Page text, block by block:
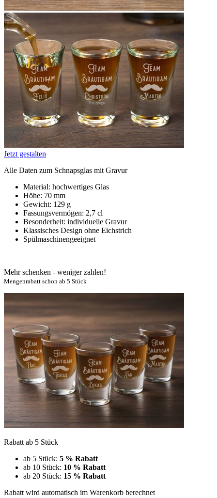
Jetzt gestalten
Alle Daten zum Schnapsglas mit Gravur
Material: hochwertiges Glas
Höhe: 70 mm
Gewicht: 129 g
Fassungsvermögen: 2,7 cl
Besonderheit: individuelle Gravur
Klassisches Design ohne Eichstrich
Spülmaschinengeeignet
Mehr schenken - weniger zahlen!
Mengenrabatt schon ab 5 Stück
Rabatt ab 5 Stück
ab 5 Stück: 5 % Rabatt
ab 10 Stück: 10 % Rabatt
ab 20 Stück: 15 % Rabatt
Rabatt wird automatisch im Warenkorb berechnet